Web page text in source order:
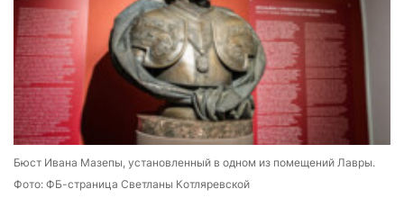
Бюст Ивана Мазепы, установленный в одном из помещений Лавры.
Фото: ФБ-страница Светланы Котляревской